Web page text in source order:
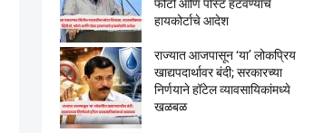
फोटो आणि पोस्ट हटवण्याचे
हायकोर्टाचे आदेश
राज्यात आजपासून ‘या’ लोकप्रिय
खाद्यपदार्थावर बंदी; सरकारच्या
निर्णयाने हॉटेल व्यावसायिकांमध्ये
खळबळ